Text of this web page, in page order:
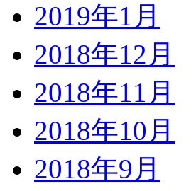
2019年1月
2018年12月
2018年11月
2018年10月
2018年9月